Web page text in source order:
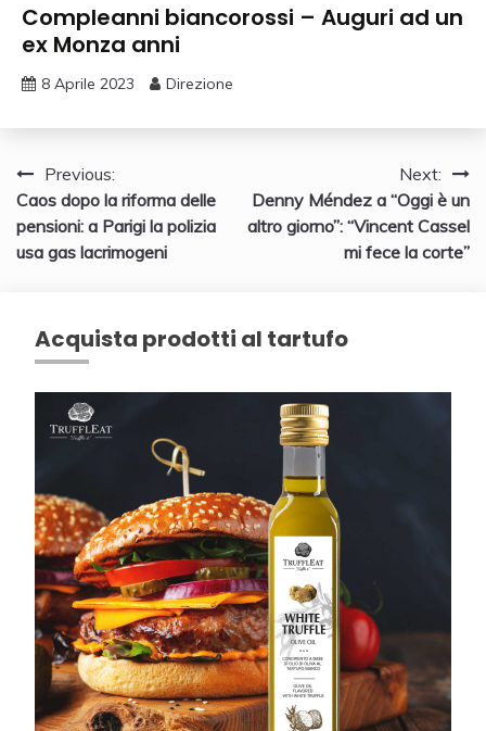
Compleanni biancorossi – Auguri ad un
ex Monza anni
8 Aprile 2023 Direzione
Navigazione
articoli
Previous:
Caos dopo la riforma delle
pensioni: a Parigi la polizia
usa gas lacrimogeni
Next:
Denny Méndez a “Oggi è un
altro giorno”: “Vincent Cassel
mi fece la corte”
Acquista prodotti al tartufo